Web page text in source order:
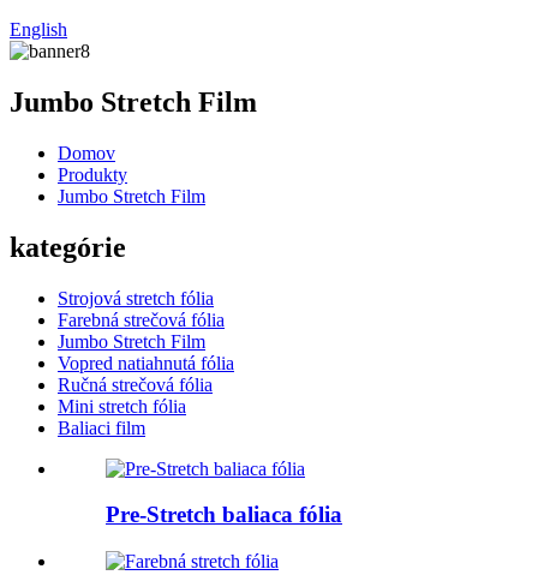
English
Jumbo Stretch Film
Domov
Produkty
Jumbo Stretch Film
kategórie
Strojová stretch fólia
Farebná strečová fólia
Jumbo Stretch Film
Vopred natiahnutá fólia
Ručná strečová fólia
Mini stretch fólia
Baliaci film
Pre-Stretch baliaca fólia